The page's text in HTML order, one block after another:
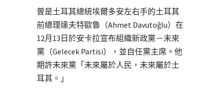
曾是土耳其總統埃爾多安左右手的土耳其
前總理達夫特歐魯（Ahmet Davutoğlu）在
12月13日於安卡拉宣布組織新政黨－未來
黨（Gelecek Partisi），並自任黨主席。他
期許未來黨「未來屬於人民，未來屬於土
耳其。」